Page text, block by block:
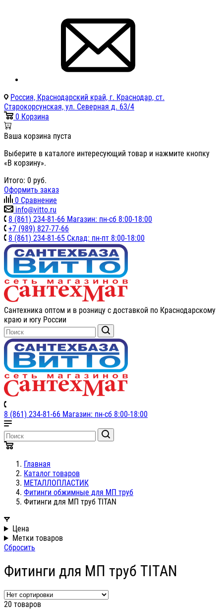
Россия, Краснодарский край, г. Краснодар, ст.
Старокорсунская, ул. Северная д. 63/4
0 Корзина
Ваша корзина пуста
Выберите в каталоге интересующий товар и нажмите кнопку
«В корзину».
Итого: 0 руб.
Оформить заказ
0 Сравнение
info@vitto.ru
8 (861) 234-81-66 Магазин: пн-сб 8:00-18:00
+7 (989) 827-77-66
8 (861) 234-81-65 Склад: пн-пт 8:00-18:00
Сантехника оптом и в розницу с доставкой по Краснодарскому
краю и югу России
8 (861) 234-81-66 Магазин: пн-сб 8:00-18:00
Главная
Каталог товаров
МЕТАЛЛОПЛАСТИК
Фитинги обжимные для МП труб
Фитинги для МП труб TITAN
Цена
Метки товаров
Сбросить
Фитинги для МП труб TITAN
20 товаров